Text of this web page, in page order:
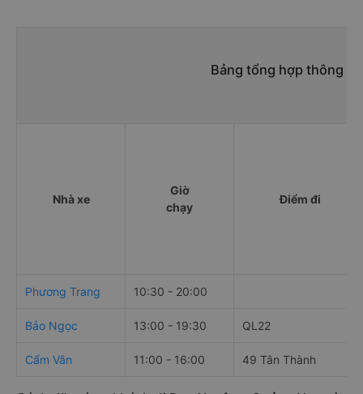
Bảng tổng hợp thông
Nhà xe
Giờ
chạy
Điểm đi
Phương Trang 10:30 - 20:00
Bảo Ngọc 13:00 - 19:30 QL22
Cẩm Vân 11:00 - 16:00 49 Tân Thành